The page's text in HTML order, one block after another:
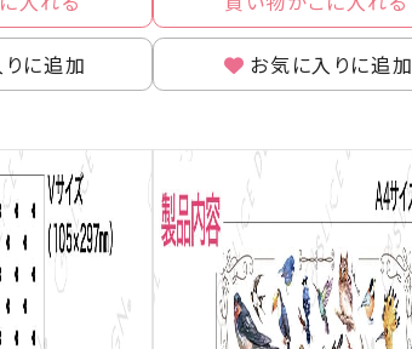
に追加 お気に入りに追加